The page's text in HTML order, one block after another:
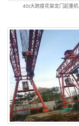
40t大跨度花架龙门起重机